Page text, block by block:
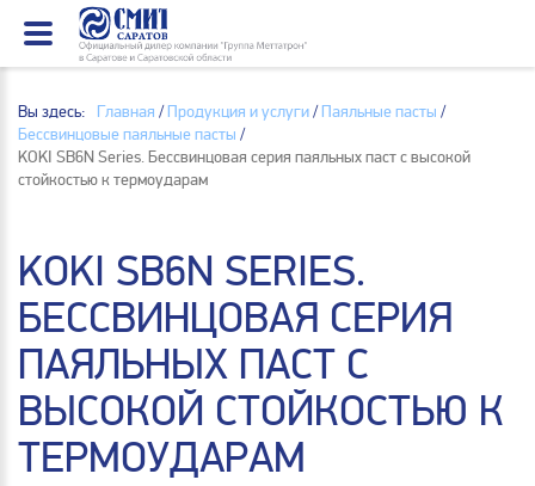
Вы здесь: Главная /Продукция и услуги/Паяльные пасты /
Бессвинцовые паяльные пасты /
KOKI SB6N Series. Бессвинцовая серия паяльных паст с высокой
стойкостью к термоударам
KOKI SB6N SERIES.
БЕССВИНЦОВАЯ СЕРИЯ
ПАЯЛЬНЫХ ПАСТ С
ВЫСОКОЙ СТОЙКОСТЬЮ К
ТЕРМОУДАРАМ